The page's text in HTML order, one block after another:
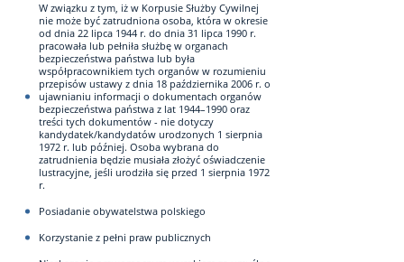
W związku z tym, iż w Korpusie Służby Cywilnej
nie może być zatrudniona osoba, która w okresie
od dnia 22 lipca 1944 r. do dnia 31 lipca 1990 r.
pracowała lub pełniła służbę w organach
bezpieczeństwa państwa lub była
współpracownikiem tych organów w rozumieniu
przepisów ustawy z dnia 18 października 2006 r. o
ujawnianiu informacji o dokumentach organów
bezpieczeństwa państwa z lat 1944–1990 oraz
treści tych dokumentów - nie dotyczy
kandydatek/kandydatów urodzonych 1 sierpnia
1972 r. lub później. Osoba wybrana do
zatrudnienia będzie musiała złożyć oświadczenie
lustracyjne, jeśli urodziła się przed 1 sierpnia 1972
r.
Posiadanie obywatelstwa polskiego
Korzystanie z pełni praw publicznych